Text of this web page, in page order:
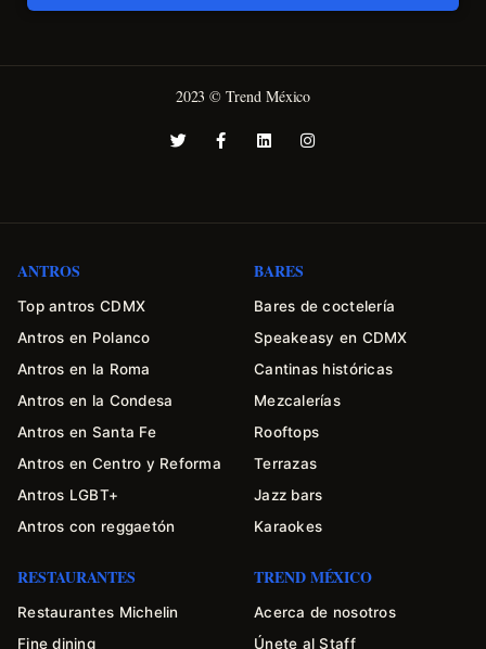
2023 © Trend México
ANTROS
Top antros CDMX
Antros en Polanco
Antros en la Roma
Antros en la Condesa
Antros en Santa Fe
Antros en Centro y Reforma
Antros LGBT+
Antros con reggaetón
BARES
Bares de coctelería
Speakeasy en CDMX
Cantinas históricas
Mezcalerías
Rooftops
Terrazas
Jazz bars
Karaokes
RESTAURANTES
Restaurantes Michelin
Fine dining
TREND MÉXICO
Acerca de nosotros
Únete al Staff